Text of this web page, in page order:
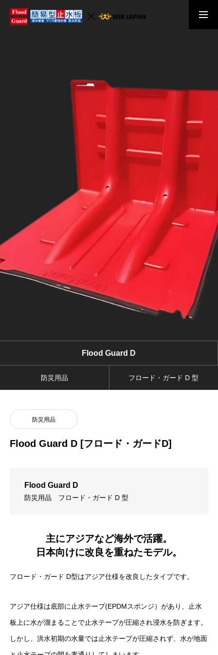
Flood Guard Fとは
簡易止水板『フロード・ガード』の特長
取り扱い製品一覧
導入事例
フロード・ガードの導入実績例
企業情報
本サイト運営企業情報
お問い合わせ・お見積り
Flood Guard D
防災用品 フロード・ガード D 型
防災用品
Flood Guard D [フロード・ガードD]
Flood Guard D
防災用品 フロード・ガード D 型
主にアジアなど海外で活躍。
日本向けに改良を重ねたモデル。
フロード・ガード D型はアジア仕様を改良したタイプです。
アジア仕様は底部に止水テープ(EPDMスポンジ）があり、止水
板上に水が溜まることで止水テープが圧縮され浸水を防ぎます。
しかし、洪水初期の水量では止水テープが圧縮されず、水が地面